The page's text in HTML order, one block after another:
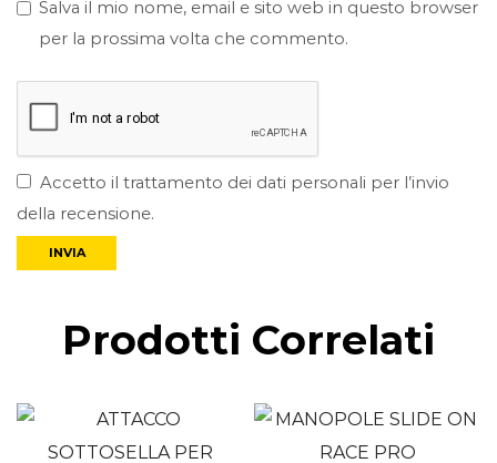
Salva il mio nome, email e sito web in questo browser
per la prossima volta che commento.
Accetto il trattamento dei dati personali per l’invio
della recensione.
Prodotti Correlati